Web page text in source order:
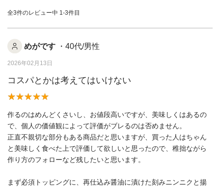
全3件のレビュー中 1-3件目
めがです ・40代/男性
2026年02月13日
コスパとかは考えてはいけない
作るのはめんどくさいし、お値段高いですが、美味しくはあるの
で、個人の価値観によって評価がブレるのは否めません。
正直不親切な部分もある商品だと思いますが、買った人はちゃん
と美味しく食べた上で評価して欲しいと思ったので、稚拙ながら
作り方のフォローなど残したいと思います。
まず必須トッピングに、再仕込み醤油に漬けた刻みニンニクと揚